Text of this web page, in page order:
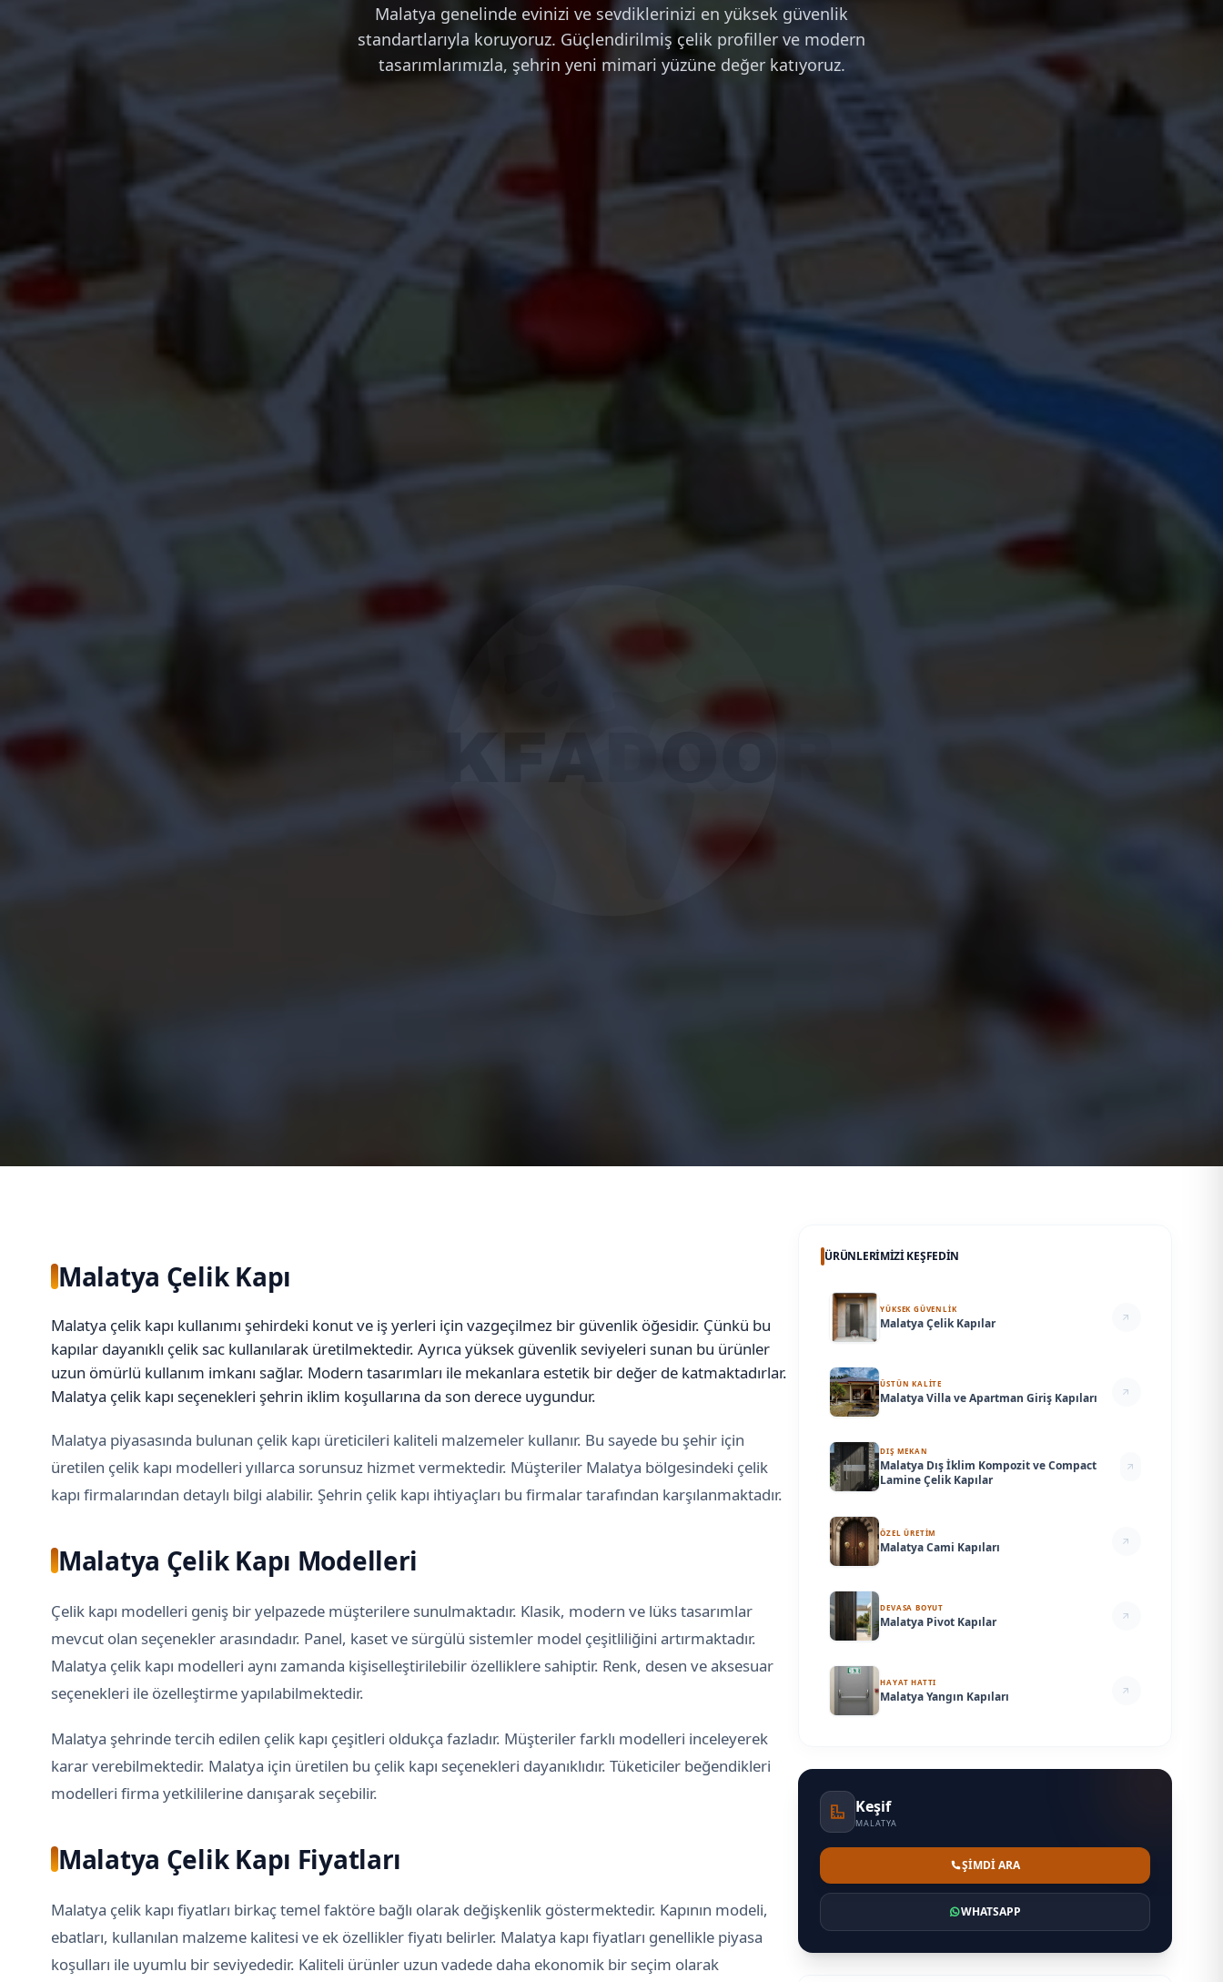
Malatya genelinde evinizi ve sevdiklerinizi en yüksek güvenlik
standartlarıyla koruyoruz. Güçlendirilmiş çelik profiller ve modern
tasarımlarımızla, şehrin yeni mimari yüzüne değer katıyoruz.
Malatya Çelik Kapı
Malatya çelik kapı kullanımı şehirdeki konut ve iş yerleri için vazgeçilmez bir güvenlik öğesidir. Çünkü bu
kapılar dayanıklı çelik sac kullanılarak üretilmektedir. Ayrıca yüksek güvenlik seviyeleri sunan bu ürünler
uzun ömürlü kullanım imkanı sağlar. Modern tasarımları ile mekanlara estetik bir değer de katmaktadırlar.
Malatya çelik kapı seçenekleri şehrin iklim koşullarına da son derece uygundur.
Malatya piyasasında bulunan çelik kapı üreticileri kaliteli malzemeler kullanır. Bu sayede bu şehir için
üretilen çelik kapı modelleri yıllarca sorunsuz hizmet vermektedir. Müşteriler Malatya bölgesindeki çelik
kapı firmalarından detaylı bilgi alabilir. Şehrin çelik kapı ihtiyaçları bu firmalar tarafından karşılanmaktadır.
Malatya Çelik Kapı Modelleri
Çelik kapı modelleri geniş bir yelpazede müşterilere sunulmaktadır. Klasik, modern ve lüks tasarımlar
mevcut olan seçenekler arasındadır. Panel, kaset ve sürgülü sistemler model çeşitliliğini artırmaktadır.
Malatya çelik kapı modelleri aynı zamanda kişiselleştirilebilir özelliklere sahiptir. Renk, desen ve aksesuar
seçenekleri ile özelleştirme yapılabilmektedir.
Malatya şehrinde tercih edilen çelik kapı çeşitleri oldukça fazladır. Müşteriler farklı modelleri inceleyerek
karar verebilmektedir. Malatya için üretilen bu çelik kapı seçenekleri dayanıklıdır. Tüketiciler beğendikleri
modelleri firma yetkililerine danışarak seçebilir.
Malatya Çelik Kapı Fiyatları
Malatya çelik kapı fiyatları birkaç temel faktöre bağlı olarak değişkenlik göstermektedir. Kapının modeli,
ebatları, kullanılan malzeme kalitesi ve ek özellikler fiyatı belirler. Malatya kapı fiyatları genellikle piyasa
koşulları ile uyumlu bir seviyededir. Kaliteli ürünler uzun vadede daha ekonomik bir seçim olarak
ÜRÜNLERIMIZI KEŞFEDIN
YÜKSEK GÜVENLİK
Malatya Çelik Kapılar
ÜSTÜN KALİTE
Malatya Villa ve Apartman Giriş Kapıları
DIŞ MEKAN
Malatya Dış İklim Kompozit ve Compact
Lamine Çelik Kapılar
ÖZEL ÜRETİM
Malatya Cami Kapıları
DEVASA BOYUT
Malatya Pivot Kapılar
HAYAT HATTI
Malatya Yangın Kapıları
Keşif
MALATYA
ŞİMDİ ARA
WHATSAPP